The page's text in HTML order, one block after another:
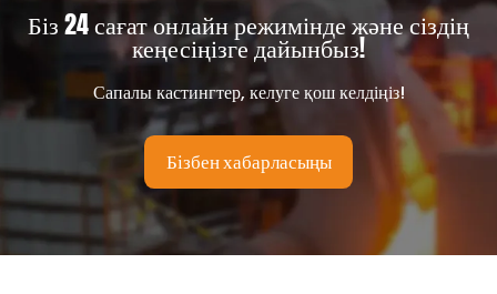
Біз 24 сағат онлайн режимінде және сіздің
кеңесіңізге дайынбыз!
Сапалы кастингтер, келуге қош келдіңіз!
Бізбен хабарласыңы